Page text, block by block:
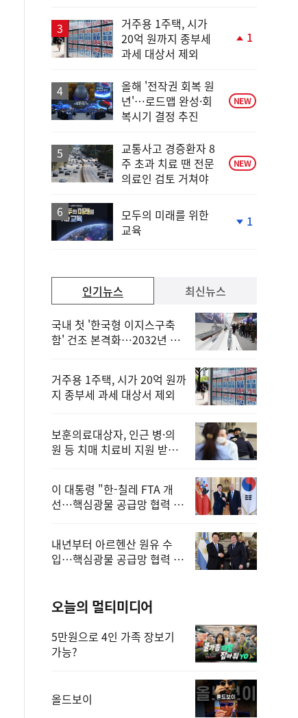
거주용 1주택, 시가
20억 원까지 종부세
과세 대상서 제외
1
올해 '전작권 회복 원
년'…로드맵 완성·회
복시기 결정 추진
NEW
교통사고 경증환자 8
주 초과 치료 땐 전문
의료인 검토 거쳐야
NEW
모두의 미래를 위한
교육
1
인기뉴스
국내 첫 '한국형 이지스구축
함' 건조 본격화…2032년 해
거주용 1주택, 시가 20억 원까
지 종부세 과세 대상서 제외
보훈의료대상자, 인근 병·의
원 등 치매 치료비 지원 받을
이 대통령 "한-칠레 FTA 개
선…핵심광물 공급망 협력 더
내년부터 아르헨산 원유 수
입…핵심광물 공급망 협력 체
최신뉴스
오늘의 멀티미디어
5만원으로 4인 가족 장보기
가능?
올드보이